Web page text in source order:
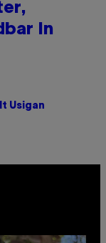
In
Usigan